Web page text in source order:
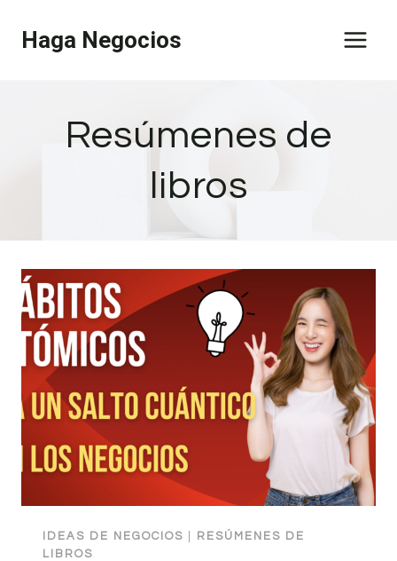
Haga Negocios
Resúmenes de
libros
IDEAS DE NEGOCIOS
RESÚMENES DE
LIBROS